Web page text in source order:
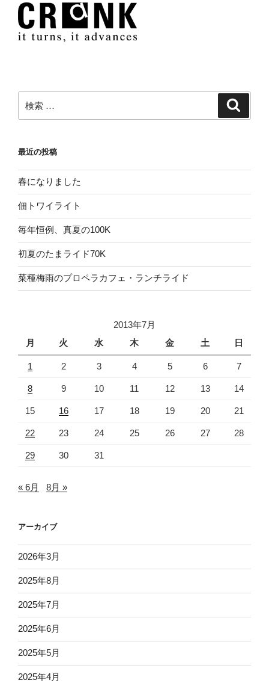
ン
索:
最近の投稿
春になりました
佃トワイライト
毎年恒例、真夏の100K
初夏のたまライド70K
菜種梅雨のプロペラカフェ・ランチライド
2013年7月
月
火 水 木 金 土 日
1 2 3 4 5 6 7
8 9 10 11 12 13 14
15 16 17 18 19 20 21
22 23 24 25 26 27 28
29 30 31
« 6月 8月 »
アーカイブ
2026年3月
2025年8月
2025年7月
2025年6月
2025年5月
2025年4月